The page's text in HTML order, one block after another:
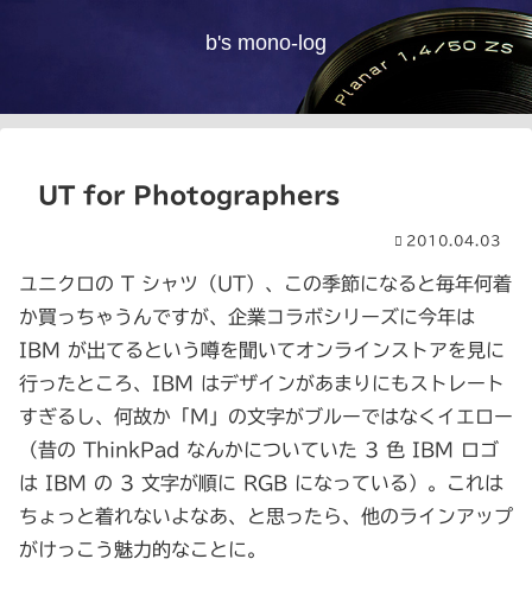
b's mono-log
UT for Photographers
2010.04.03
ユニクロの T シャツ（UT）、この季節になると毎年何着
か買っちゃうんですが、企業コラボシリーズに今年は
IBM が出てるという噂を聞いてオンラインストアを見に
行ったところ、IBM はデザインがあまりにもストレート
すぎるし、何故か「M」の文字がブルーではなくイエロー
（昔の ThinkPad なんかについていた 3 色 IBM ロゴ
は IBM の 3 文字が順に RGB になっている）。これは
ちょっと着れないよなあ、と思ったら、他のラインアップ
がけっこう魅力的なことに。